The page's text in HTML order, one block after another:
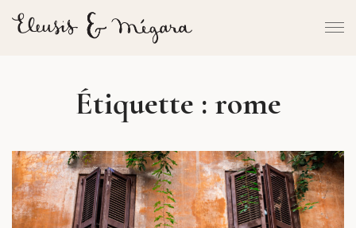
Étiquette : rome